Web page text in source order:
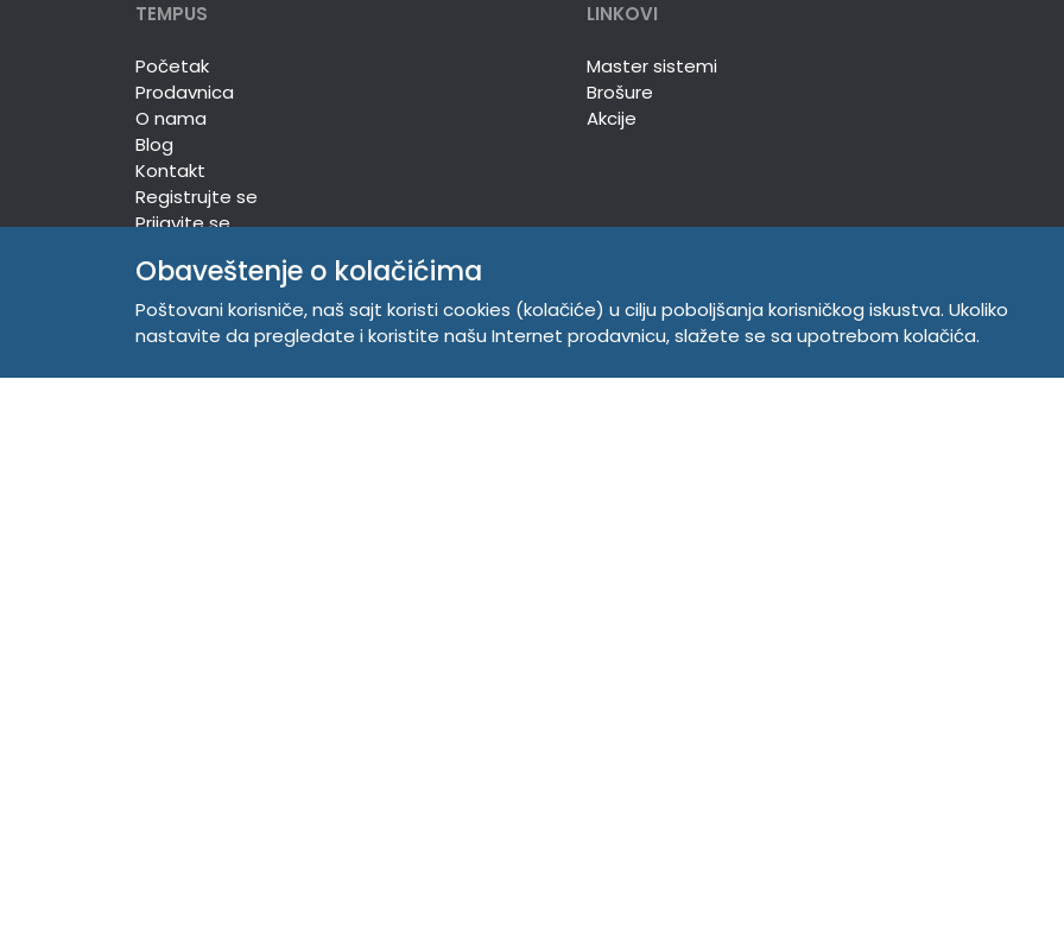
TEMPUS
Početak
Prodavnica
O nama
Blog
Kontakt
Registrujte se
Prijavite se
LINKOVI
Master sistemi
Brošure
Akcije
TEMPUS DOO
Trg Komenskog 2, 21000
INFORMACIJE
Politika o kolačićima
Obaveštenje o kolačićima
Poštovani korisniče, naš sajt koristi cookies (kolačiće) u cilju poboljšanja korisničkog iskustva. Ukoliko
nastavite da pregledate i koristite našu Internet prodavnicu, slažete se sa upotrebom kolačića.